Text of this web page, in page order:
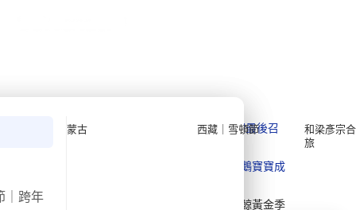
Quark 極地探險先鋒
Quark｜11月初最後召
Quark｜1月企鵝寶寶成
Quark｜3月觀鯨黃金季
和梁彥宗
旅
｜跨年
蒙古 西藏｜雪頓節
首頁 深度閱讀 北極
深度閱讀